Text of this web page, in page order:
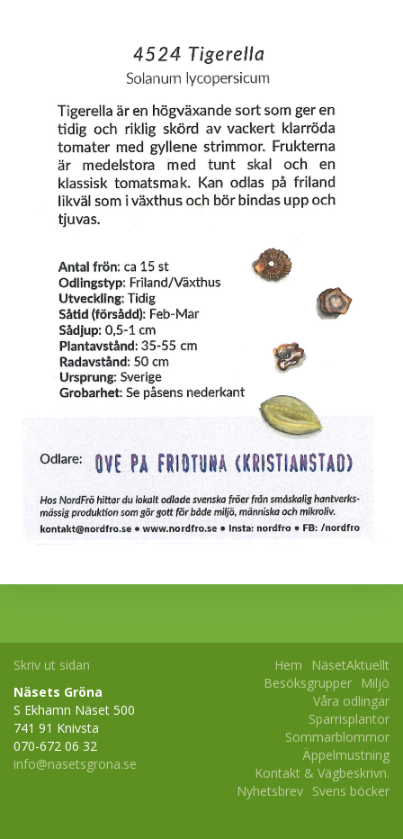
Skriv ut sidan
Näsets Gröna
S Ekhamn Näset 500
741 91 Knivsta
070-672 06 32
info@nasetsgrona.se
Hem
NäsetAktuellt
Besöksgrupper
Miljö
Våra odlingar
Sparrisplantor
Sommarblommor
Äppelmustning
Kontakt & Vägbeskrivn.
Nyhetsbrev Svens böcker